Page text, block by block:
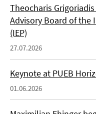
Theocharis
Advisory Board of the
(IEP)
27.07.2026
Keynote at PUEB
01.06.2026